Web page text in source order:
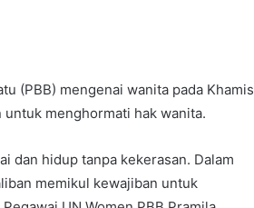
(PBB) mengenai wanita pada Khamis
menghormati hak wanita.
dan hidup tanpa kekerasan. Dalam
memikul kewajiban untuk